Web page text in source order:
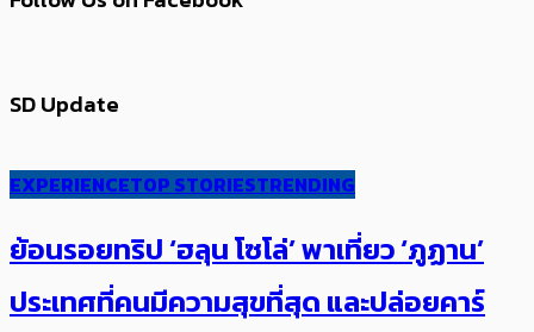
SD Update
EXPERIENCETOP STORIESTRENDING
ย้อนรอยทริป ‘ฮลุน โซโล่’ ​​พาเที่ยว ‘ภูฏาน’
ประเทศ​ที่คน​มีความสุข​ที่สุด​​ และปล่อยคาร์​